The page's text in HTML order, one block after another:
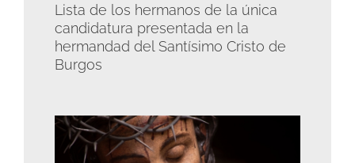
Lista de los hermanos de la única
candidatura presentada en la
hermandad del Santísimo Cristo de
Burgos